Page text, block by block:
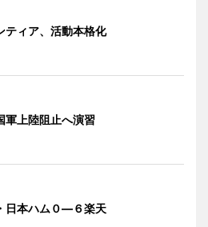
ティア、活動本格化
軍上陸阻止へ演習
日本ハム０―６楽天